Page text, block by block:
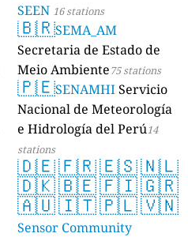
SEEN 16 stations
🇧🇷SEMA_AM
Secretaria de Estado de
Meio Ambiente75 stations
🇵🇪SENAMHIServicio
Nacional de Meteorología
e Hidrología del Perú14
stations
🇩🇪🇫🇷🇪🇸🇳🇱
🇩🇰🇧🇪🇫🇮🇬🇷
🇦🇺🇮🇹🇵🇱🇻🇳
Sensor Community